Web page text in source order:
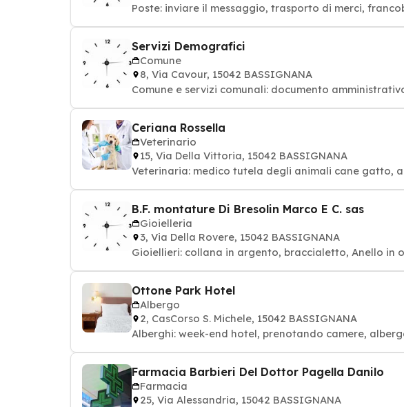
Poste: inviare il messaggio, trasporto di merci,
Servizi Demografici
Comune
8, Via Cavour, 15042 BASSIGNANA
Comune e servizi comunali: documento
Ceriana Rossella
Veterinario
15, Via Della Vittoria, 15042 BASSIGNANA
Veterinaria: medico tutela degli animali cane gatto,
B.F. montature Di Bresolin Marco E C. sas
Gioielleria
3, Via Della Rovere, 15042 BASSIGNANA
Gioiellieri: collana in argento, braccialetto, Anello in
Ottone Park Hotel
Albergo
2, CasCorso S. Michele, 15042 BASSIGNANA
Alberghi: week-end hotel, prenotando camere,
Farmacia Barbieri Del Dottor Pagella Danilo
Farmacia
25, Via Alessandria, 15042 BASSIGNANA